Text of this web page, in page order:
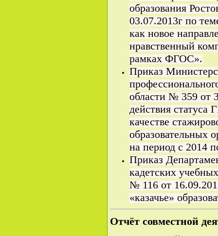
образования
03.07.2013г по
как новое
нравственный
рамках ФГОС».
Приказ
области № 359 от
действия
качестве
образовательных
на период с 2014
Приказ
кадетских
№ 116 от
«казачье»
Отчёт совместной